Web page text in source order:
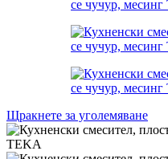
Щракнете за уголемяване